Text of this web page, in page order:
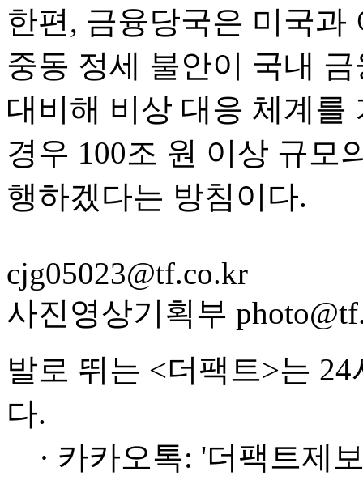
한편, 금융당국은 미국과
중동 정세 불안이 국내
대비해 비상 대응 체계를
경우 100조 원 이상 규모
행하겠다는 방침이다.
cjg05023@tf.co.kr
사진영상기획부
발로 뛰는 <더팩트>는
다.
· 카카오톡: '더팩트제